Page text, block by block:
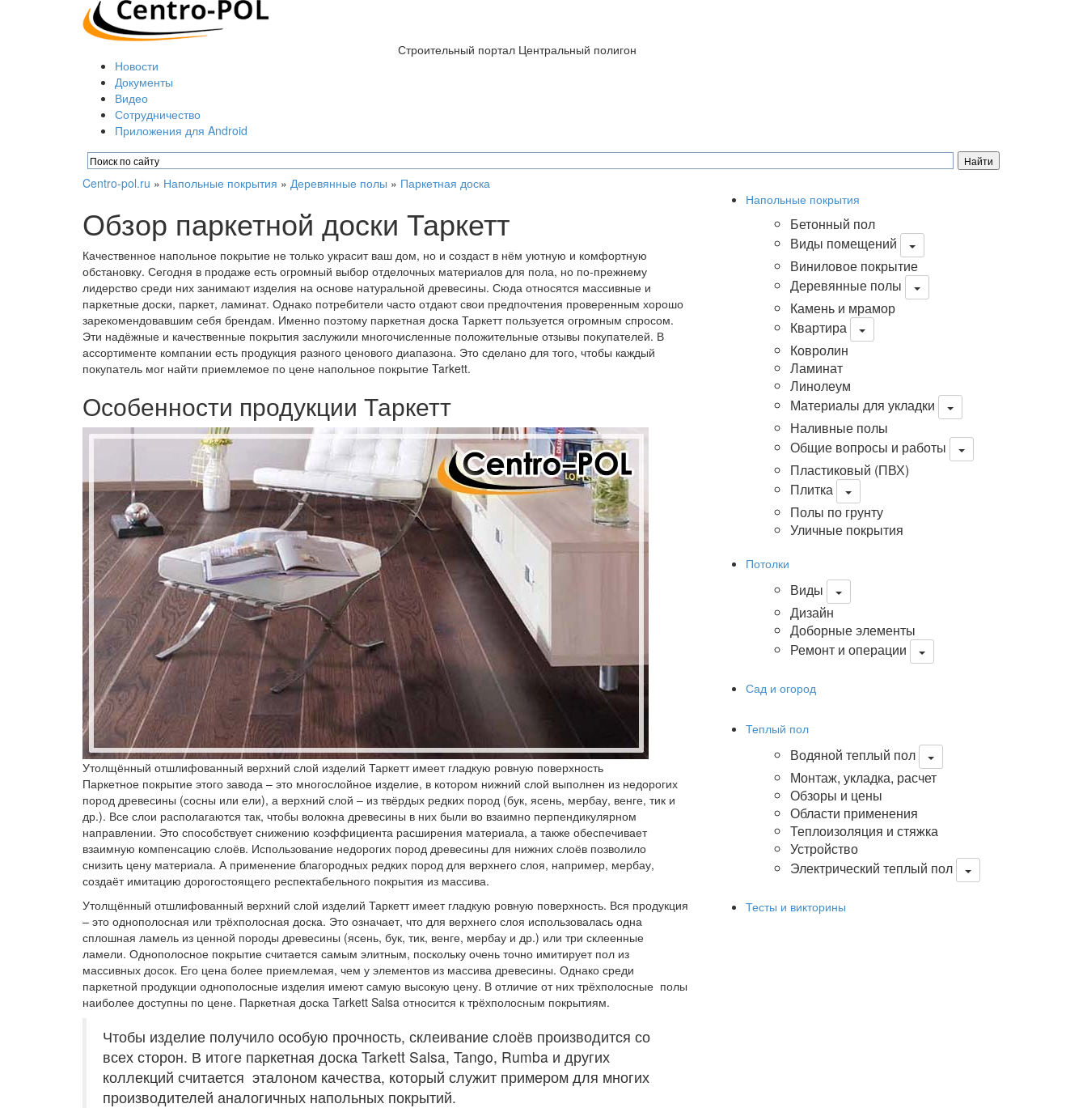
Строительный портал Центральный полигон
Новости
Документы
Видео
Сотрудничество
Приложения для Android
Centro-pol.ru » Напольные покрытия » Деревянные полы » Паркетная доска
Обзор паркетной доски Таркетт
Качественное напольное покрытие не только украсит ваш дом, но и создаст в нём уютную и комфортную
обстановку. Сегодня в продаже есть огромный выбор отделочных материалов для пола, но по-прежнему
лидерство среди них занимают изделия на основе натуральной древесины. Сюда относятся массивные и
паркетные доски, паркет, ламинат. Однако потребители часто отдают свои предпочтения проверенным хорошо
зарекомендовавшим себя брендам. Именно поэтому паркетная доска Таркетт пользуется огромным спросом.
Эти надёжные и качественные покрытия заслужили многочисленные положительные отзывы покупателей. В
ассортименте компании есть продукция разного ценового диапазона. Это сделано для того, чтобы каждый
покупатель мог найти приемлемое по цене напольное покрытие Tarkett.
Особенности продукции Таркетт
Утолщённый отшлифованный верхний слой изделий Таркетт имеет гладкую ровную поверхность
Паркетное покрытие этого завода – это многослойное изделие, в котором нижний слой выполнен из недорогих
пород древесины (сосны или ели), а верхний слой – из твёрдых редких пород (бук, ясень, мербау, венге, тик и
др.). Все слои располагаются так, чтобы волокна древесины в них были во взаимно перпендикулярном
направлении. Это способствует снижению коэффициента расширения материала, а также обеспечивает
взаимную компенсацию слоёв. Использование недорогих пород древесины для нижних слоёв позволило
снизить цену материала. А применение благородных редких пород для верхнего слоя, например, мербау,
создаёт имитацию дорогостоящего респектабельного покрытия из массива.
Утолщённый отшлифованный верхний слой изделий Таркетт имеет гладкую ровную поверхность. Вся продукция
– это однополосная или трёхполосная доска. Это означает, что для верхнего слоя использовалась одна
сплошная ламель из ценной породы древесины (ясень, бук, тик, венге, мербау и др.) или три склеенные
ламели. Однополосное покрытие считается самым элитным, поскольку очень точно имитирует пол из
массивных досок. Его цена более приемлемая, чем у элементов из массива древесины. Однако среди
паркетной продукции однополосные изделия имеют самую высокую цену. В отличие от них трёхполосные полы
наиболее доступны по цене. Паркетная доска Tarkett Salsa относится к трёхполосным покрытиям.
Чтобы изделие получило особую прочность, склеивание слоёв производится со
всех сторон. В итоге паркетная доска Tarkett Salsa, Tango, Rumba и других
коллекций считается эталоном качества, который служит примером для многих
производителей аналогичных напольных покрытий.
Напольные покрытия
Бетонный пол
Виды помещений
Виниловое покрытие
Деревянные полы
Камень и мрамор
Квартира
Ковролин
Ламинат
Линолеум
Материалы для укладки
Наливные полы
Общие вопросы и работы
Пластиковый (ПВХ)
Плитка
Полы по грунту
Уличные покрытия
Потолки
Виды
Дизайн
Доборные элементы
Ремонт и операции
Сад и огород
Теплый пол
Водяной теплый пол
Монтаж, укладка, расчет
Обзоры и цены
Области применения
Теплоизоляция и стяжка
Устройство
Электрический теплый пол
Тесты и викторины